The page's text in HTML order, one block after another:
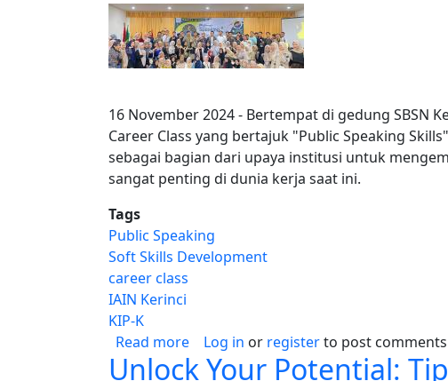
16 November 2024 - Bertempat di gedung SBSN
Career Class yang bertajuk "Public Speaking
sebagai bagian dari upaya institusi untuk
sangat penting di dunia kerja saat ini.
Tags
Public Speaking
Soft Skills Development
career class
IAIN Kerinci
KIP-K
Read moreabout Dr. Eko Sujadi, M.Pd., Kons
Log in or registerto post comments
Unlock Your Potential: